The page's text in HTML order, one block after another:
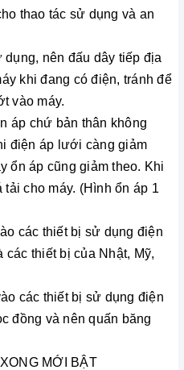
thao tác sử dụng và an
nên đấu dây tiếp địa
khi đang có điện, tránh để
vào máy.
áp chứ bản thân không
điện áp lưới càng giảm
ổn áp cũng giảm theo. Khi
cho máy. (Hình ổn áp 1
các thiết bị sử dụng điện
thiết bị của Nhật, Mỹ,
các thiết bị sử dụng điện
đồng và nên quấn băng
MỚI BẬT